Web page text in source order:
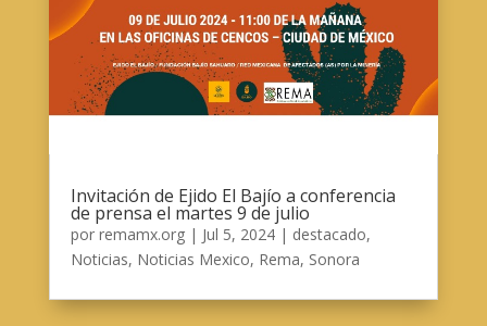
Invitación de Ejido El Bajío a conferencia
de prensa el martes 9 de julio
por remamx.org| Jul 5, 2024| destacado,
Noticias, Noticias Mexico, Rema, Sonora